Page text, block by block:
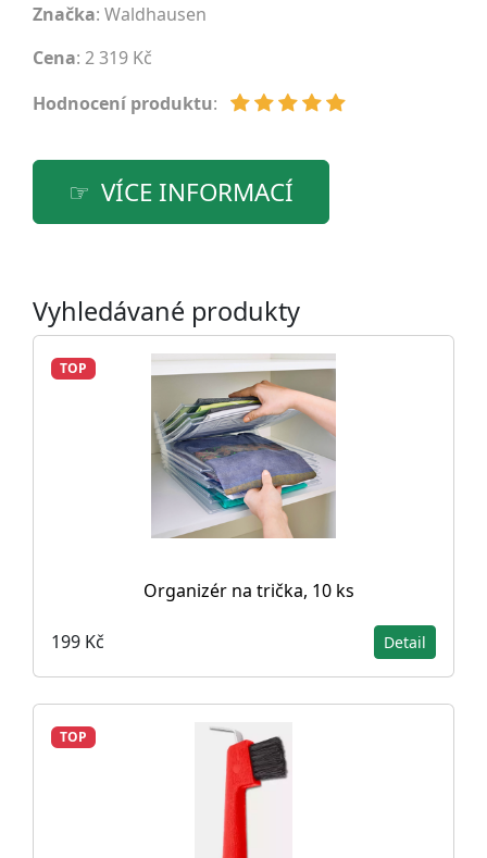
Značka: Waldhausen
Cena: 2 319 Kč
Hodnocení produktu:
VÍCE INFORMACÍ
Vyhledávané produkty
TOP
Organizér na trička, 10 ks
199 Kč Detail
TOP